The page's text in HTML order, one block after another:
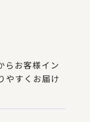
らお客様イン
やすくお届け